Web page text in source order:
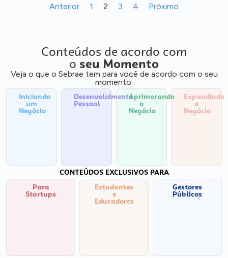
Anterior 1 2 3 4 Próximo
Conteúdos de acordo com
o seu Momento
Veja o que o Sebrae tem para você de acordo com o seu
momento:
Iniciando
um
Negócio
Desenvolvimento
Pessoal
Aprimorando
o
Negócio
Expandindo
o
Negócio
CONTEÚDOS EXCLUSIVOS PARA
Para
Startups
Estudantes
e
Educadores
Gestores
Públicos